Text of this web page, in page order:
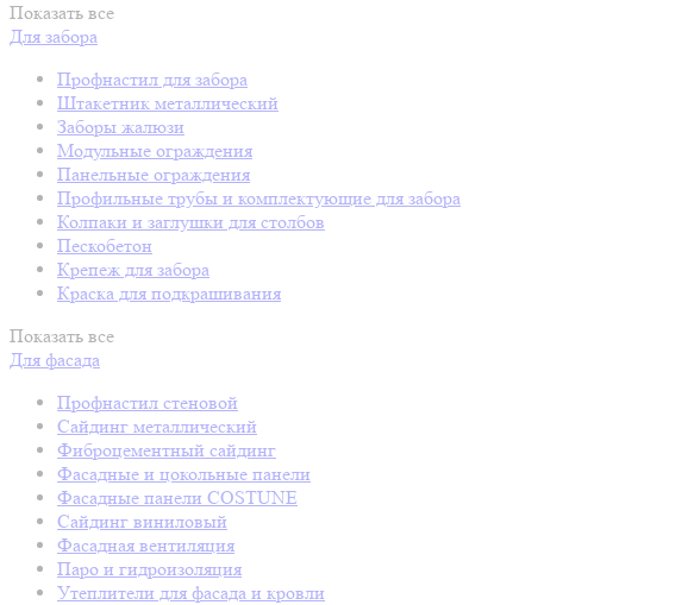
Показать все
Для забора
Профнастил для забора
Штакетник металлический
Заборы жалюзи
Модульные ограждения
Панельные ограждения
Профильные трубы и комплектующие для забора
Колпаки и заглушки для столбов
Пескобетон
Крепеж для забора
Краска для подкрашивания
Показать все
Для фасада
Профнастил стеновой
Сайдинг металлический
Фиброцементный сайдинг
Фасадные и цокольные панели
Фасадные панели COSTUNE
Сайдинг виниловый
Фасадная вентиляция
Паро и гидроизоляция
Утеплители для фасада и кровли